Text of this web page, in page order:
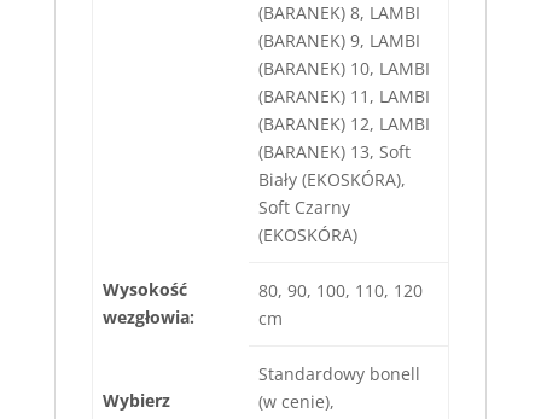
(BARANEK) 8, LAMBI
(BARANEK) 9, LAMBI
(BARANEK) 10, LAMBI
(BARANEK) 11, LAMBI
(BARANEK) 12, LAMBI
(BARANEK) 13, Soft
Biały (EKOSKÓRA),
Soft Czarny
(EKOSKÓRA)
Wysokość
wezgłowia:
80, 90, 100, 110, 120
cm
Wybierz
Standardowy bonell
(w cenie),